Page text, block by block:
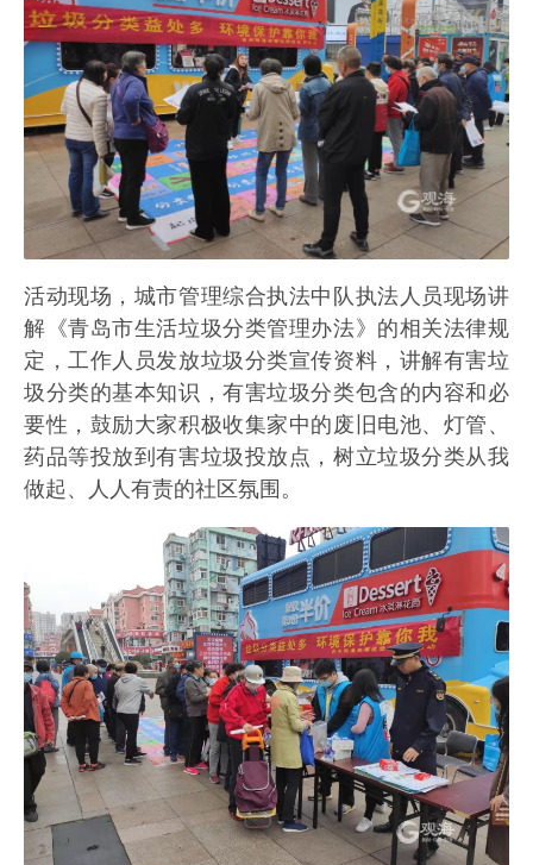
活动现场，城市管理综合执法中队执法人员现场讲
解《青岛市生活垃圾分类管理办法》的相关法律规
定，工作人员发放垃圾分类宣传资料，讲解有害垃
圾分类的基本知识，有害垃圾分类包含的内容和必
要性，鼓励大家积极收集家中的废旧电池、灯管、
药品等投放到有害垃圾投放点，树立垃圾分类从我
做起、人人有责的社区氛围。